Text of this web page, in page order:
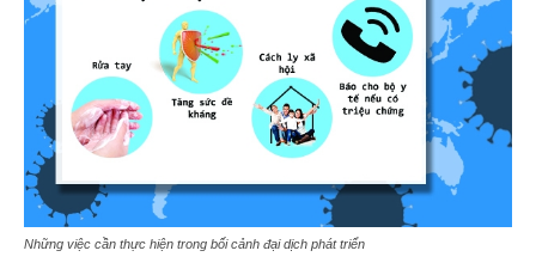
Những việc cần thực hiện trong bối cảnh đại dịch phát triển